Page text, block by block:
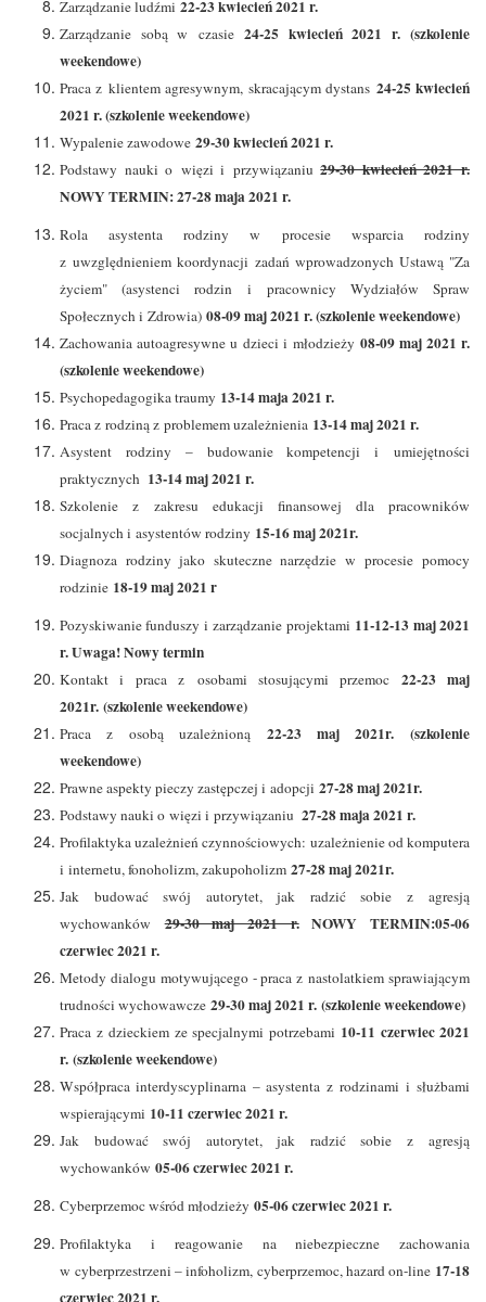
Zarządzanie ludźmi 22-23 kwiecień 2021 r.
Zarządzanie sobą w czasie 24-25 kwiecień 2021 r. (szkolenie
weekendowe)
Praca z klientem agresywnym, skracającym dystans 24-25 kwiecień
2021 r. (szkolenie weekendowe)
Wypalenie zawodowe 29-30 kwiecień 2021 r.
Podstawy nauki o więzi i przywiązaniu29-30 kwiecień 2021 r.
NOWY TERMIN: 27-28 maja 2021 r.
Rola asystenta rodziny w procesie wsparcia rodziny
z uwzględnieniem koordynacji zadań wprowadzonych Ustawą "Za
życiem" (asystenci rodzin i pracownicy Wydziałów Spraw
Społecznych i Zdrowia) 08-09 maj 2021 r. (szkolenie weekendowe)
Zachowania autoagresywne u dzieci i młodzieży 08-09 maj 2021 r.
(szkolenie weekendowe)
Psychopedagogika traumy 13-14 maja 2021 r.
Praca z rodziną z problemem uzależnienia 13-14 maj 2021 r.
Asystent rodziny – budowanie kompetencji i umiejętności
praktycznych 13-14 maj 2021 r.
Szkolenie z zakresu edukacji finansowej dla pracowników
socjalnych i asystentów rodziny 15-16 maj 2021r.
Diagnoza rodziny jako skuteczne narzędzie w procesie pomocy
rodzinie 18-19 maj 2021 r
Pozyskiwanie funduszy i zarządzanie projektami 11-12-13 maj 2021
r. Uwaga! Nowy termin
Kontakt i praca z osobami stosującymi przemoc 22-23 maj
2021r. (szkolenie weekendowe)
Praca z osobą uzależnioną 22-23 maj 2021r. (szkolenie
weekendowe)
Prawne aspekty pieczy zastępczej i adopcji 27-28 maj 2021r.
Podstawy nauki o więzi i przywiązaniu 27-28 maja 2021 r.
Profilaktyka uzależnień czynnościowych: uzależnienie od komputera
i internetu, fonoholizm, zakupoholizm 27-28 maj 2021r.
Jak budować swój autorytet, jak radzić sobie z agresją
wychowanków29-30 maj 2021 r.NOWY TERMIN:05-06
czerwiec 2021 r.
Metody dialogu motywującego - praca z nastolatkiem sprawiającym
trudności wychowawcze 29-30 maj 2021 r. (szkolenie weekendowe)
Praca z dzieckiem ze specjalnymi potrzebami 10-11 czerwiec 2021
r. (szkolenie weekendowe)
Współpraca interdyscyplinarna – asystenta z rodzinami i służbami
wspierającymi 10-11 czerwiec 2021 r.
Jak budować swój autorytet, jak radzić sobie z agresją
wychowanków 05-06 czerwiec 2021 r.
Cyberprzemoc wśród młodzieży 05-06 czerwiec 2021 r.
Profilaktyka i reagowanie na niebezpieczne zachowania
w cyberprzestrzeni – infoholizm, cyberprzemoc, hazard on-line 17-18
czerwiec 2021 r.